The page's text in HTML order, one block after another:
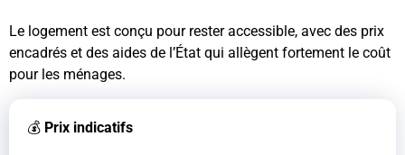
Le logement est conçu pour rester accessible, avec des prix
encadrés et des aides de l’État qui allègent fortement le coût
pour les ménages.
💰 Prix indicatifs